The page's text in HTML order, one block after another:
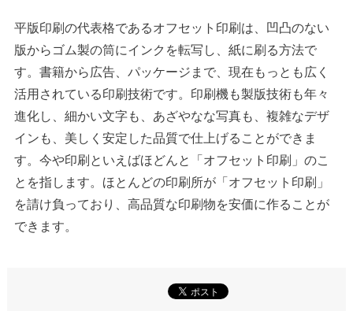
平版印刷の代表格であるオフセット印刷は、凹凸のない
版からゴム製の筒にインクを転写し、紙に刷る方法で
す。書籍から広告、パッケージまで、現在もっとも広く
活用されている印刷技術です。印刷機も製版技術も年々
進化し、細かい文字も、あざやなな写真も、複雑なデザ
インも、美しく安定した品質で仕上げることができま
す。今や印刷といえばほどんと「オフセット印刷」のこ
とを指します。ほとんどの印刷所が「オフセット印刷」
を請け負っており、高品質な印刷物を安価に作ることが
できます。